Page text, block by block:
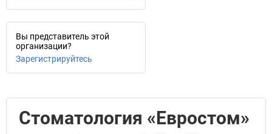
Вы представитель этой
организации?
Зарегистрируйтесь
Стоматология «Евростом»